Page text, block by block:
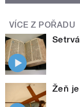
VÍCE Z POŘADU
Žeň